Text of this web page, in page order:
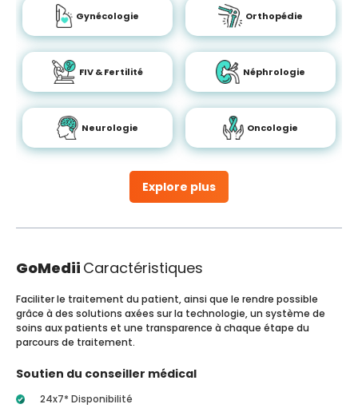
Explore plus
Gynécologie Orthopédie
FIV & Fertilité Néphrologie
Neurologie Oncologie
GoMedii Caractéristiques
Faciliter le traitement du patient, ainsi que le rendre possible
grâce à des solutions axées sur la technologie, un système de
soins aux patients et une transparence à chaque étape du
parcours de traitement.
Soutien du conseiller médical
24x7* Disponibilité